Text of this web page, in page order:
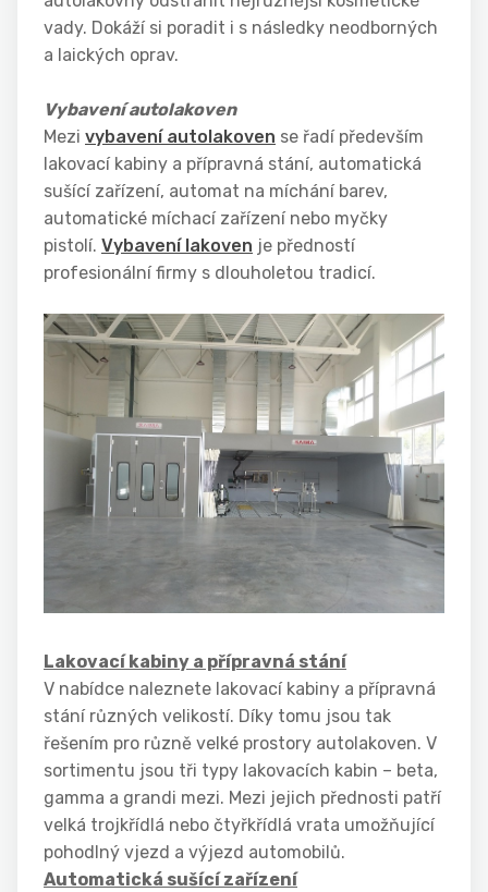
vady. Dokáží si poradit i s následky neodborných
a laických oprav.
Vybavení autolakoven
Mezi vybavení autolakoven se řadí především
lakovací kabiny a přípravná stání, automatická
sušící zařízení, automat na míchání barev,
automatické míchací zařízení nebo myčky
pistolí. Vybavení lakoven je předností
profesionální firmy s dlouholetou tradicí.
Lakovací kabiny a přípravná stání
V nabídce naleznete lakovací kabiny a přípravná
stání různých velikostí. Díky tomu jsou tak
řešením pro různě velké prostory autolakoven. V
sortimentu jsou tři typy lakovacích kabin – beta,
gamma a grandi mezi. Mezi jejich přednosti patří
velká trojkřídlá nebo čtyřkřídlá vrata umožňující
pohodlný vjezd a výjezd automobilů.
Automatická sušící zařízení